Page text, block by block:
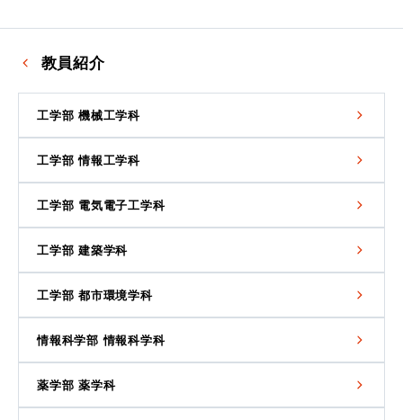
教員紹介
工学部 機械工学科
工学部 情報工学科
工学部 電気電子工学科
工学部 建築学科
工学部 都市環境学科
情報科学部 情報科学科
薬学部 薬学科